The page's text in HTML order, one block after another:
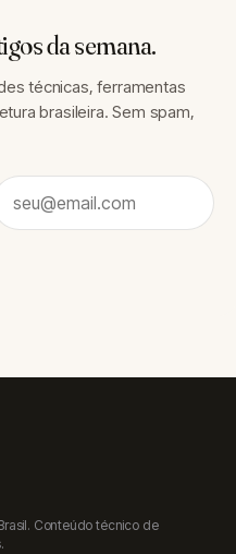
da semana.
técnicas, ferramentas
brasileira. Sem spam,
Conteúdo técnico de